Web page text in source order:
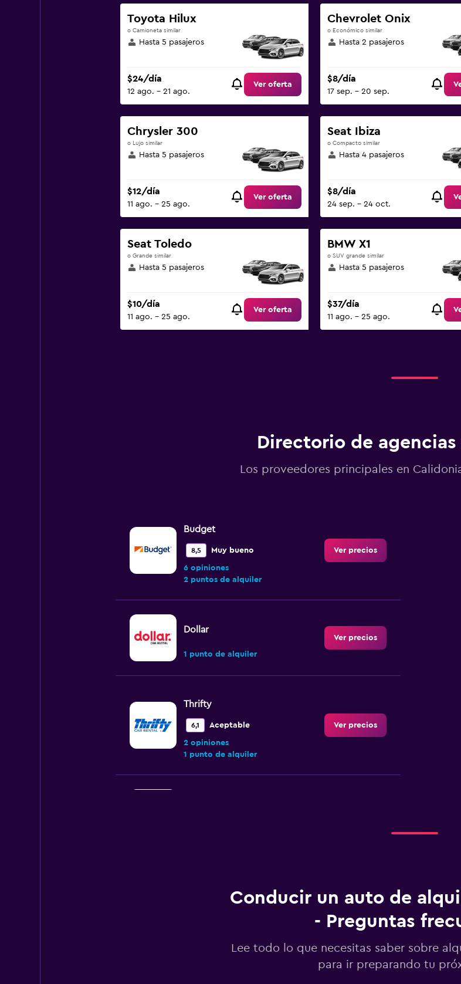
Toyota Hilux
o Camioneta similar
Hasta 5 pasajeros
$24/día
12 ago. - 21 ago.
Ver oferta
Chevrolet Onix
o Económico similar
Hasta 2 pasajeros
$8/día
17 sep. - 20 sep.
Chrysler 300
o Lujo similar
Hasta 5 pasajeros
$12/día
11 ago. - 25 ago.
Ver oferta
Seat Ibiza
o Compacto similar
Hasta 4 pasajeros
$8/día
24 sep. - 24 oct.
Seat Toledo
o Grande similar
Hasta 5 pasajeros
$10/día
11 ago. - 25 ago.
Ver oferta
BMW X1
o SUV grande similar
Hasta 5 pasajeros
$37/día
11 ago. - 25 ago.
Directorio de
Los proveedores principales en
Budget
8,5 Muy bueno
6 opiniones
2 puntos de alquiler
Ver precios
Dollar
1 punto de alquiler
Ver precios
Thrifty
6,1 Aceptable
2 opiniones
1 punto de alquiler
Ver precios
1 punto de alquiler
Ver precios
Conducir un auto de
- Preguntas
Lee todo lo que necesitas saber sobre
para ir preparando tu